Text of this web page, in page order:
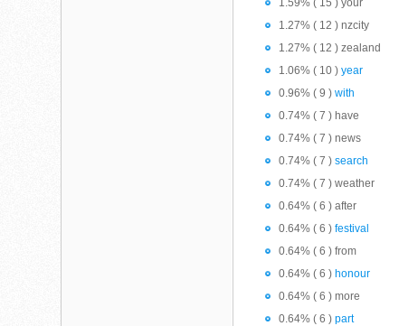
1.59% ( 15 ) your
1.27% ( 12 ) nzcity
1.27% ( 12 ) zealand
1.06% ( 10 )year
0.96% ( 9 )with
0.74% ( 7 ) have
0.74% ( 7 ) news
0.74% ( 7 )search
0.74% ( 7 ) weather
0.64% ( 6 ) after
0.64% ( 6 )festival
0.64% ( 6 ) from
0.64% ( 6 ) honour
0.64% ( 6 ) more
0.64% ( 6 )part